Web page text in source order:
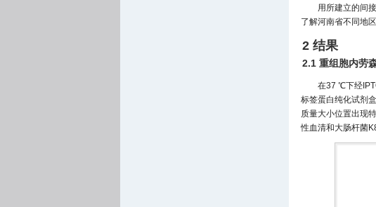
用所建立的间
了解河南省不同地
2 结果
2.1 重组胞内劳
在37 ℃下经
标签蛋白纯化试剂
质量大小位置出现
性血清和大肠杆菌